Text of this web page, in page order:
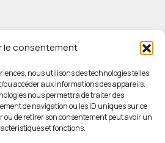
le consentement
nous utilisons des technologies telles
ou accéder aux informations des appareils.
nous permettra de traiter des
de navigation ou les ID uniques sur ce
ou de retirer son consentement peut avoir un
et fonctions.
IMMOBILIER
Mentions légales